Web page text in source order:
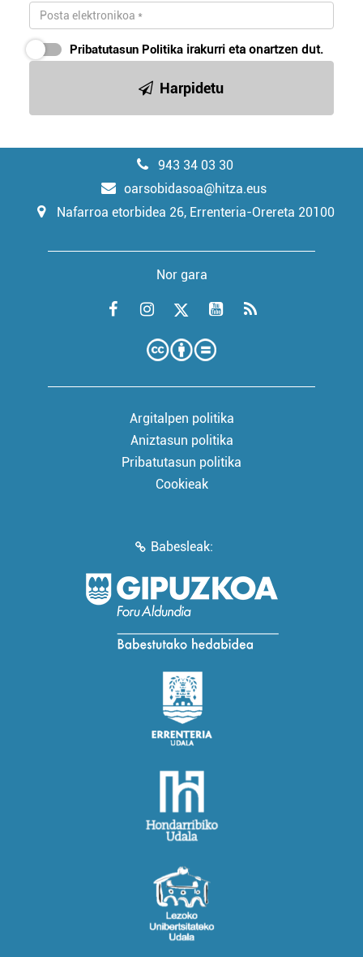
Pribatutasun Politika irakurri eta onartzen dut.
Harpidetu
943 34 03 30
oarsobidasoa@hitza.eus
Nafarroa etorbidea 26, Errenteria-Orereta 20100
Nor gara
Argitalpen politika
Aniztasun politika
Pribatutasun politika
Cookieak
Babesleak: